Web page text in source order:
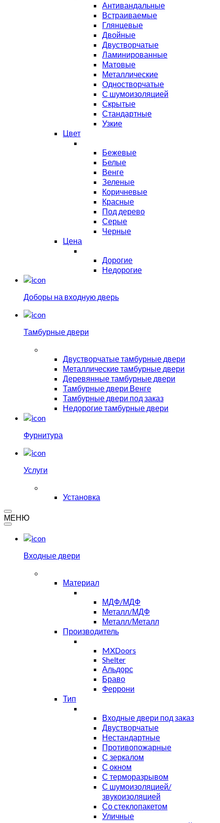
Антивандальные
Встраиваемые
Глянцевые
Двойные
Двустворчатые
Ламинированные
Матовые
Металлические
Одностворчатые
С шумоизоляцией
Скрытые
Стандартные
Узкие
Цвет
Бежевые
Белые
Венге
Зеленые
Коричневые
Красные
Под дерево
Серые
Черные
Цена
Дорогие
Недорогие
Доборы на входную дверь
Тамбурные двери
Двустворчатые тамбурные двери
Металлические тамбурные двери
Деревянные тамбурные двери
Тамбурные двери Венге
Тамбурные двери под заказ
Недорогие тамбурные двери
Фурнитура
Услуги
Установка
МЕНЮ
Входные двери
Материал
МДФ/МДФ
Металл/МДФ
Металл/Металл
Производитель
MXDoors
Shelter
Альдорс
Браво
Феррони
Тип
Входные двери под заказ
Двустворчатые
Нестандартные
Противопожарные
С зеркалом
С окном
С терморазрывом
С шумоизоляцией/
звукоизоляцией
Со стеклопакетом
Уличные